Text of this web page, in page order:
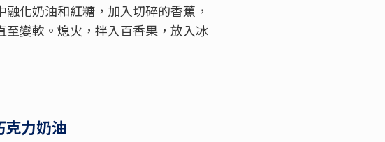
融化奶油和紅糖，加入切碎的香蕉，
至變軟。熄火，拌入百香果，放入冰
力奶油